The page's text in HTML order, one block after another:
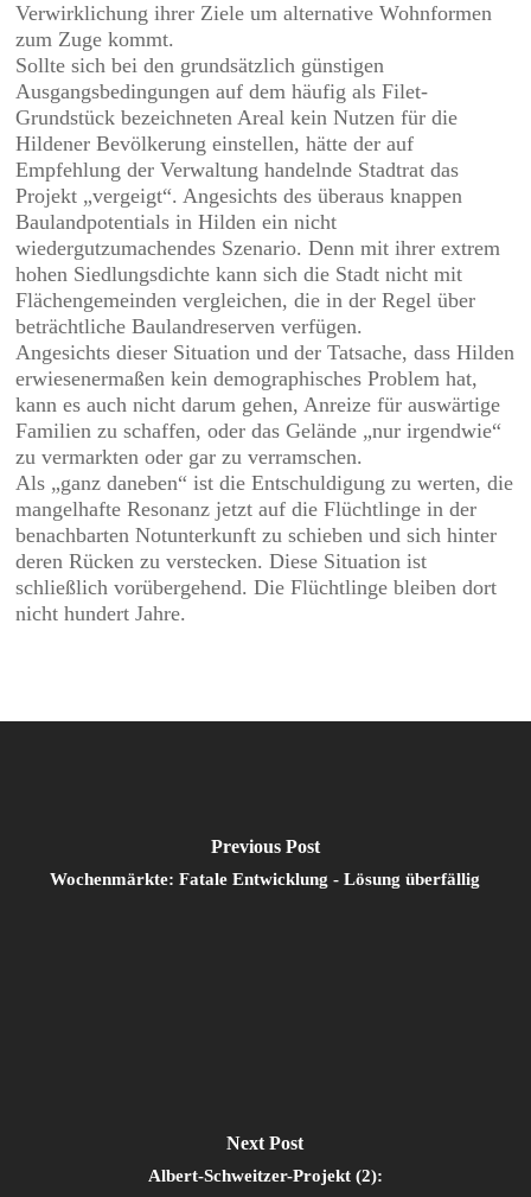
Verwirklichung ihrer Ziele um alternative Wohnformen
zum Zuge kommt.
Sollte sich bei den grundsätzlich günstigen
Ausgangsbedingungen auf dem häufig als Filet-
Grundstück bezeichneten Areal kein Nutzen für die
Hildener Bevölkerung einstellen, hätte der auf
Empfehlung der Verwaltung handelnde Stadtrat das
Projekt „vergeigt“. Angesichts des überaus knappen
Baulandpotentials in Hilden ein nicht
wiedergutzumachendes Szenario. Denn mit ihrer extrem
hohen Siedlungsdichte kann sich die Stadt nicht mit
Flächengemeinden vergleichen, die in der Regel über
beträchtliche Baulandreserven verfügen.
Angesichts dieser Situation und der Tatsache, dass Hilden
erwiesenermaßen kein demographisches Problem hat,
kann es auch nicht darum gehen, Anreize für auswärtige
Familien zu schaffen, oder das Gelände „nur irgendwie“
zu vermarkten oder gar zu verramschen.
Als „ganz daneben“ ist die Entschuldigung zu werten, die
mangelhafte Resonanz jetzt auf die Flüchtlinge in der
benachbarten Notunterkunft zu schieben und sich hinter
deren Rücken zu verstecken. Diese Situation ist
schließlich vorübergehend. Die Flüchtlinge bleiben dort
nicht hundert Jahre.
Previous Post
Wochenmärkte: Fatale Entwicklung - Lösung überfällig
Next Post
Albert-Schweitzer-Projekt (2):